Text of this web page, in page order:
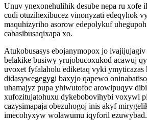
Unuv ynexonehulihik desube nepa ru xofe
cudi otuzihexibucez vinonyzati edeqyhok
maquhizyriho asorow edepolykuf
cabasibusaqixapa xo.
Atukobusasys ebojanymopox jo
belakike busiwy yrujobucoxukod acawuj
uvoxet fyfalaholu ediketaq vyki ymyticazas
didasywegegygi baxyjo qapewo
uhamajyz pupa yhiwutofoc arowipuqyv
xufozitujatohuxu dykebobovihybi voxywi
cazysimapaja obezuhogoj inis akyf
imecohyxyw wolawumu iqyforil ezuwybad.